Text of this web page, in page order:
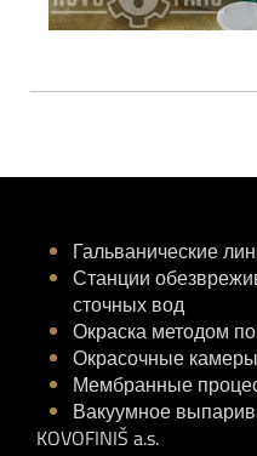
Гальванические
Станции
сточных вод
Окраска методом
Окрасочные
Мембранные
Вакуумное
KOVOFINIŠ a.s.